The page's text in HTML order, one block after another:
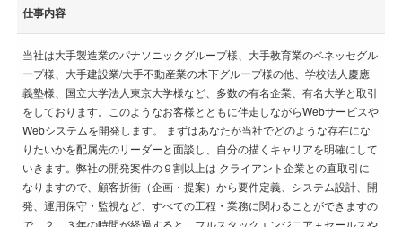
仕事内容
当社は大手製造業のパナソニックグループ様、大手教育業のベネッセグル
ープ様、大手建設業/大手不動産業の木下グループ様の他、学校法人慶應
義塾様、国立大学法人東京大学様など、多数の有名企業、有名大学と取引
をしております。このようなお客様とともに伴走しながらWebサービスや
Webシステムを開発します。 まずはあなたが当社でどのような存在にな
りたいかを配属先のリーダーと面談し、自分の描くキャリアを明確にして
いきます。弊社の開発案件の９割以上は クライアント企業との直取引に
なりますので、顧客折衝（企画・提案）から要件定義、システム設計、開
発、運用保守・監視など、すべての工程・業務に関わることができますの
で、２，３年の時間が経過すると、フルスタックエンジニア＋セールスや